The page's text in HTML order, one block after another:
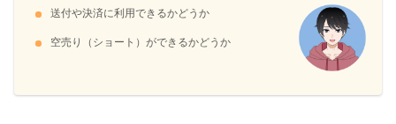
送付や決済に利用できるかどうか
空売り（ショート）ができるかどうか